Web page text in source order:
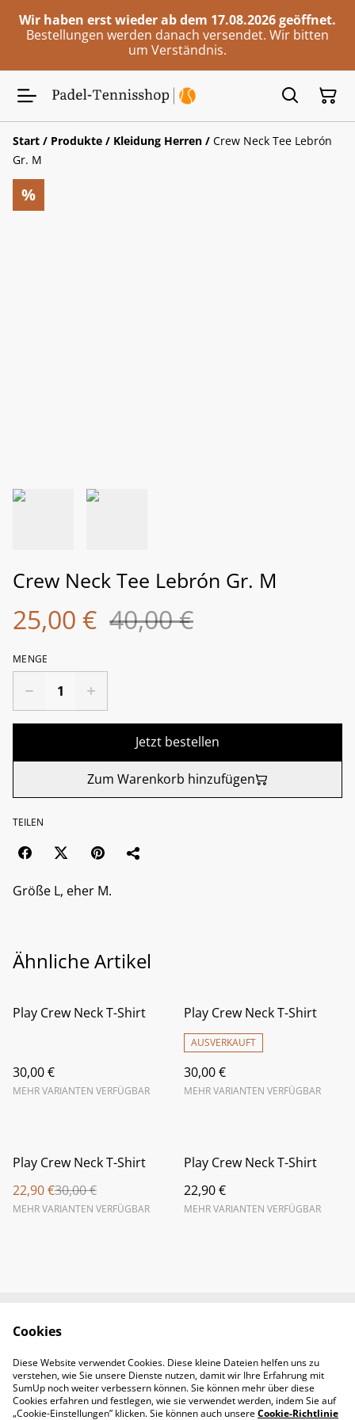
Wir haben erst wieder ab dem 17.08.2026 geöffnet.
Bestellungen werden danach versendet. Wir bitten
um Verständnis.
Start / Produkte / Kleidung Herren / Crew Neck Tee Lebrón
Gr. M
%
Crew Neck Tee Lebrón Gr. M
25,00 € 40,00 €
MENGE
Jetzt bestellen
Zum Warenkorb hinzufügen
TEILEN
Größe L, eher M.
Ähnliche Artikel
Play Crew Neck T-Shirt
30,00 €
MEHR VARIANTEN VERFÜGBAR
Play Crew Neck T-Shirt
AUSVERKAUFT
30,00 €
MEHR VARIANTEN VERFÜGBAR
%
Play Crew Neck T-Shirt
22,90 €30,00 €
MEHR VARIANTEN VERFÜGBAR
Play Crew Neck T-Shirt
22,90 €
MEHR VARIANTEN VERFÜGBAR
Legal Terms
Privacy Policy
Cookie Policy
Cookies
Diese Website verwendet Cookies. Diese kleine Dateien helfen uns zu
verstehen, wie Sie unsere Dienste nutzen, damit wir Ihre Erfahrung mit
SumUp noch weiter verbessern können. Sie können mehr über diese
Cookies erfahren und festlegen, wie sie verwendet werden, indem Sie auf
„Cookie-Einstellungen” klicken. Sie können auch unsereCookie-Richtlinie